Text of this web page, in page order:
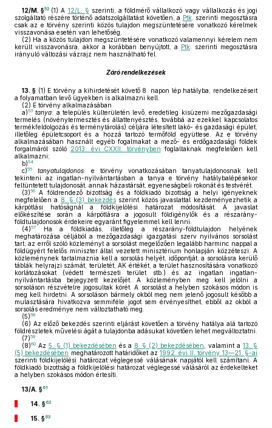
12/M. §52 (1) A 12/L. § szerinti, a földmérő vállalkozó vagy vállalkozás és jogi
szolgáltató részére történő adatszolgáltatást követően, a Ptk. szerinti megosztásra
csak az e törvény szerinti közös tulajdon megszüntetésére vonatkozó kérelmek
visszavonása esetén van lehetőség.
(2) Ha a közös tulajdon megszüntetésére vonatkozó valamennyi kérelem nem
került visszavonásra, akkor a korábban benyújtott, a Ptk . szerinti megosztásra
irányuló változási vázrajz nem használható fel.
Záró rendelkezések
13. § (1) E törvény a kihirdetését követő 8. napon lép hatályba, rendelkezéseit
a folyamatban levő ügyekben is alkalmazni kell.
(2) E törvény alkalmazásában
a)53 tanya: a település külterületén levő, eredetileg kisüzemi mezőgazdasági
termelés (növénytermesztés és állattenyésztés, továbbá az ezekkel kapcsolatos
termékfeldolgozás és terménytárolás) céljára létesített lakó- és gazdasági épület,
illetőleg épületcsoport és a hozzá tartozó termőföld együttese. Az e törvény
alkalmazásában használt egyéb fogalmakat a mező- és erdőgazdasági földek
forgalmáról szóló 2013. évi CXXII. törvényben foglaltaknak megfelelően kell
alkalmazni;
b)54
c)55 tanyatulajdonos: e törvény vonatkozásában tanyatulajdonosnak kell
tekinteni az ingatlan-nyilvántartásban a tanya e törvény hatálybalépésekor
feltüntetett tulajdonosát, annak házastársát, egyeneságbeli rokonát és testvérét.
(3)56
A földrendező bizottság és a földkiadó bizottság a helyi igényeknek
megfelelően a 8. § (3) bekezdésszerint közös javaslattal kezdeményezhetik a
kárpótlási hatóságnál a földkijelölési határozat módosítását. A javaslat
előkészítése során a kárpótlásra a jogosult földigénylők és a részarány-
földtulajdonosok érdekeire egyaránt figyelemmel kell lenni.
(4)57
Ha a földkiadás, illetőleg a részarány-földtulajdon helyének
meghatározása céljából a mezőgazdasági igazgatási szerv nyilvános sorsolást
tart, az erről szóló közleményt a sorsolást megelőzően legalább harminc nappal a
földügyért felelős miniszter által vezetett minisztérium honlapján közzéteszi. A
közleménynek tartalmaznia kell a sorsolás helyét, időpontját, a sorsolásra kerülő
táblák helyrajzi számát, területét, AK értékét, a terület hasznosítására vonatkozó
korlátozásokat (védett természeti terület stb.) és az ingatlan ingatlan-
nyilvántartásba bejegyzett kezelőjét. A közleményben meg kell jelölni a
sorsoláson részvételre jogosultak körét. A sorsolást a helyben szokásos módon is
meg kell hirdetni. A sorsoláson bármely okból meg nem jelenő jogosult később a
mulasztására hivatkozva semmiféle jogot sem érvényesíthet, ebből az okból a
sorsolás eredménye nem változtatható meg.
(5)58
(6) Az előző bekezdés szerinti eljárást követően a törvény hatálya alá tartozó
földrészletek művelési ágát a tulajdonba adásukat követően lehet megváltoztatni.
(7)59
(8)60 Az 5. § (1) bekezdésében és a 8. § (2) bekezdésében , valamint a13. §
(5) bekezdésében meghatározott határidőket az1992. évi II. törvény 13—21. §-ai
szerinti földkijelölési határozat véglegessé válásának napjától kell számítani. A
földkiadó bizottság a földkijelölési határozat véglegessé válásáról az érdekelteket
a helyben szokásos módon értesíti.
13/A. §61
14. §62
15. §63